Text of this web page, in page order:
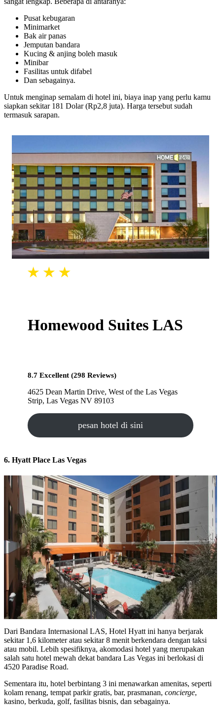
Pusat kebugaran
Minimarket
Bak air panas
Jemputan bandara
Kucing & anjing boleh masuk
Minibar
Fasilitas untuk difabel
Dan sebagainya.
Untuk menginap semalam di hotel ini, biaya inap yang perlu kamu
siapkan sekitar 181 Dolar (Rp2,8 juta). Harga tersebut sudah
termasuk sarapan.
Homewood Suites LAS
8.7 Excellent (298 Reviews)
4625 Dean Martin Drive, West of the Las Vegas
Strip, Las Vegas NV 89103
pesan hotel di sini
6. Hyatt Place Las Vegas
Dari Bandara Internasional LAS, Hotel Hyatt ini hanya berjarak
sekitar 1,6 kilometer atau sekitar 8 menit berkendara dengan taksi
atau mobil. Lebih spesifiknya, akomodasi hotel yang merupakan
salah satu hotel mewah dekat bandara Las Vegas ini berlokasi di
4520 Paradise Road.
Sementara itu, hotel berbintang 3 ini menawarkan amenitas, seperti
kolam renang, tempat parkir gratis, bar, prasmanan, concierge,
kasino, berkuda, golf, fasilitas bisnis, dan sebagainya.